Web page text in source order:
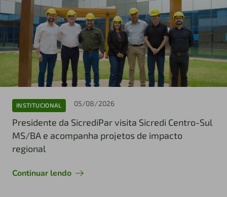
INSTITUCIONAL 05/08/2026
Presidente da SicrediPar visita Sicredi Centro-Sul
MS/BA e acompanha projetos de impacto
regional
Continuar lendo